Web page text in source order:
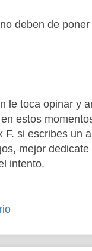
deben de
le toca opinar y
estos
F. si escribes un
mejor
intento.